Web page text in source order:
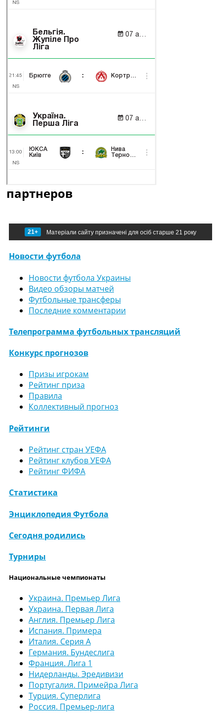
партнеров
21+ Матеріали сайту призначені для осіб старше 21 року
Новости футбола
Новости футбола Украины
Видео обзоры матчей
Футбольные трансферы
Последние комментарии
Телепрограмма футбольных трансляций
Конкурс прогнозов
Призы игрокам
Рейтинг приза
Правила
Коллективный прогноз
Рейтинги
Рейтинг стран УЕФА
Рейтинг клубов УЕФА
Рейтинг ФИФА
Статистика
Энциклопедия Футбола
Сегодня родились
Турниры
Национальные чемпионаты
Украина. Премьер Лига
Украина. Первая Лига
Англия. Премьер Лига
Испания. Примера
Италия. Серия А
Германия. Бундеслига
Франция. Лига 1
Нидерланды. Эредивизи
Португалия. Примейра Лига
Турция. Суперлига
Россия. Премьер-лига